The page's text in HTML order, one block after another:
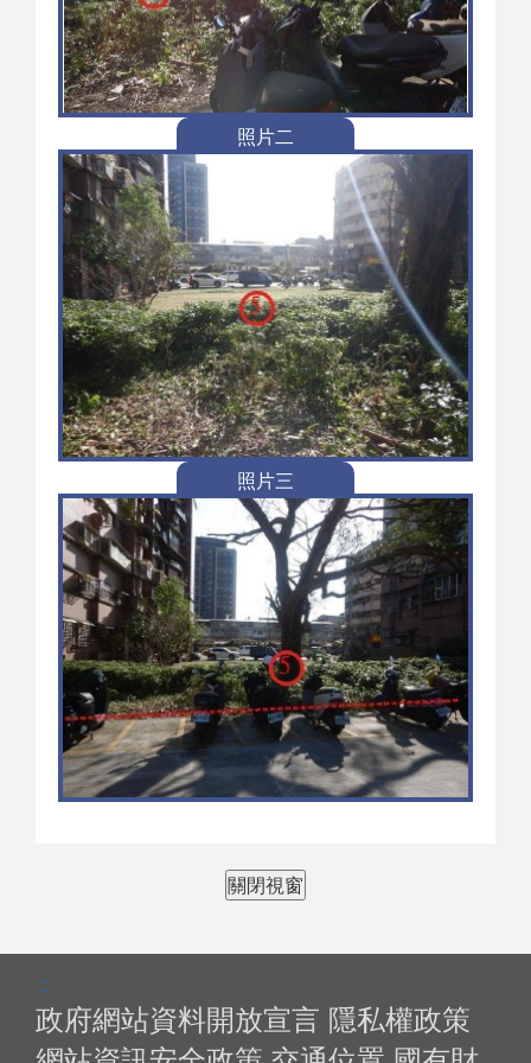
照片二
照片三
關閉視窗
:::
政府網站資料開放宣言 隱私權政策